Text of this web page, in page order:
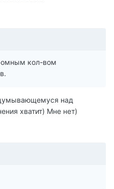
кол-вом
над
хватит) Мне нет)